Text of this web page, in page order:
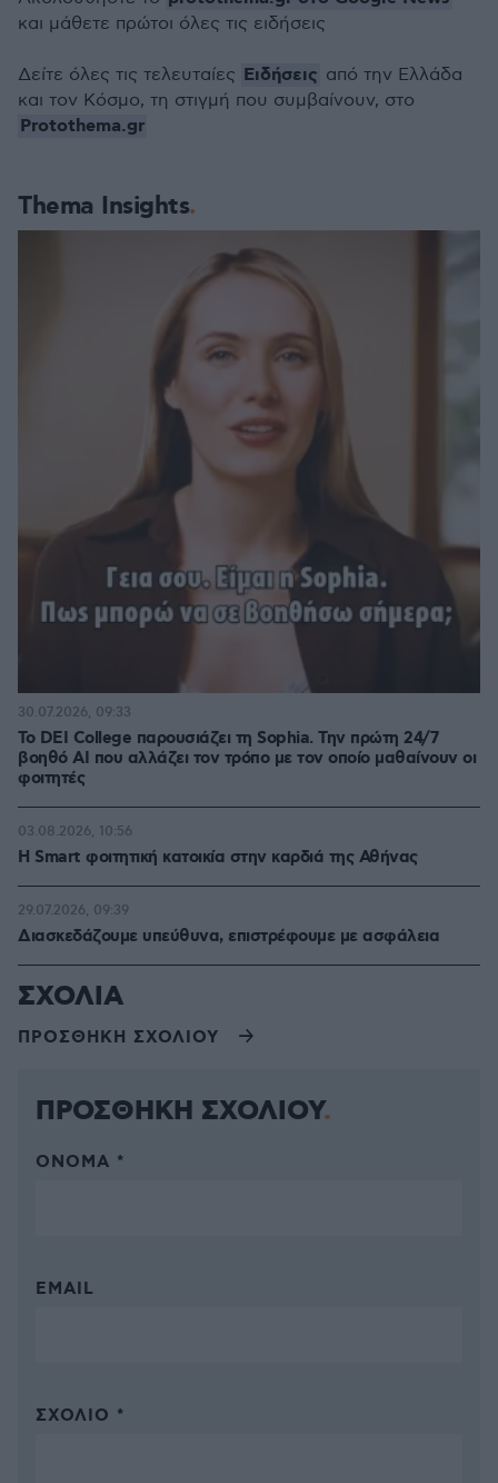
Thema Insights
Το DEI College παρουσιάζει τη Sophia. Την πρώτη 24/7
βοηθό AI που αλλάζει τον τρόπο με τον οποίο μαθαίνουν οι
φοιτητές
30.07.2026, 09:33
Η Smart φοιτητική κατοικία στην καρδιά της Αθήνας
03.08.2026, 10:56
Διασκεδάζουμε υπεύθυνα, επιστρέφουμε με ασφάλεια
29.07.2026, 09:39
και μάθετε πρώτοι όλες τις ειδήσεις
Δείτε όλες τις τελευταίες Ειδήσεις από την Ελλάδα
και τον Κόσμο, τη στιγμή που συμβαίνουν, στο
Protothema.gr
ΣΧΟΛΙΑ
ΠΡΟΣΘΗΚΗ ΣΧΟΛΙΟΥ
ΠΡΟΣΘΗΚΗ ΣΧΟΛΙΟΥ
ΌΝΟΜΑ *
EMAIL
ΣΧΌΛΙΟ *